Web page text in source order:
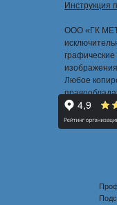
Инструкция
ООО «ГК
Любое